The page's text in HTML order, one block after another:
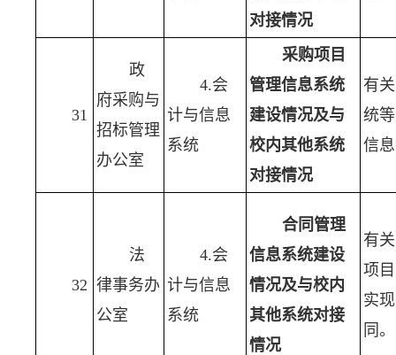
对接情况
31
政
府采购与
招标管理
办公室
4.会
计与信息
系统
采购项目
管理信息系统
建设情况及与
校内其他系统
对接情况
有
统
信
32
法
律事务办
公室
4.会
计与信息
系统
合同管理
信息系统建设
情况及与校内
其他系统对接
情况
有
项
实
同。